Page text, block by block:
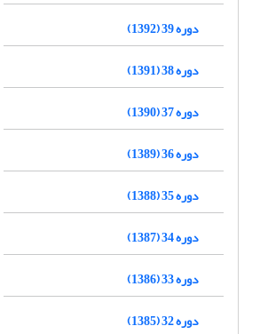
دوره 39 (1392)
دوره 38 (1391)
دوره 37 (1390)
دوره 36 (1389)
دوره 35 (1388)
دوره 34 (1387)
دوره 33 (1386)
دوره 32 (1385)